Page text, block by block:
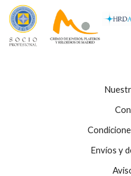
Envíos y